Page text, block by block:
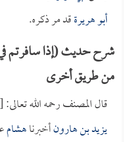
أبو هريرةقد مر ذكره.
شرح حديث (إذا سافرتم
من طريق أخرى
قال المصنف رحمه الله
يزيد بن هارونأخبرناهشام